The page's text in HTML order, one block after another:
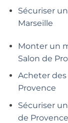
Sécuriser
Marseille
Monter un
Salon de
Acheter
Provence
Sécuriser
de Provence